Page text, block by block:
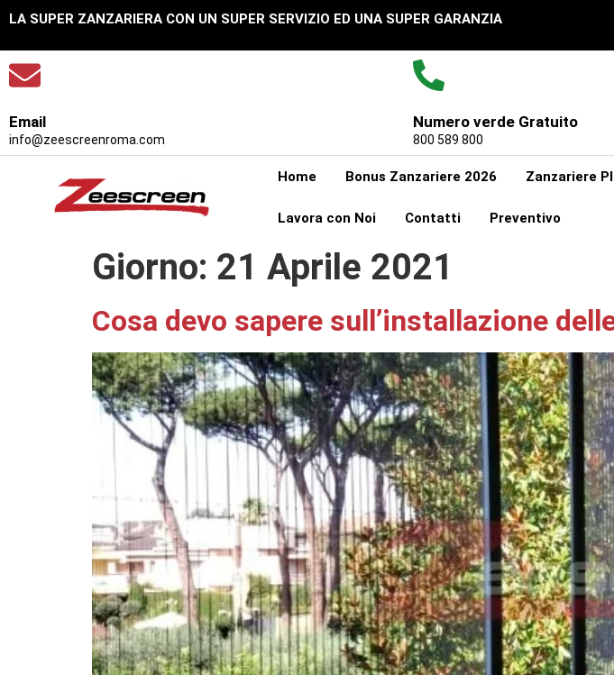
LA SUPER ZANZARIERA CON UN SUPER SERVIZIO ED UNA SUPER GARANZIA
Email
info@zeescreenroma.com
Numero verde Gratuito
800 589 800
Home Bonus Zanzariere 2026 Zanzariere
Lavora con Noi Contatti Preventivo
Giorno: 21 Aprile 2021
Cosa devo sapere sull’installazione